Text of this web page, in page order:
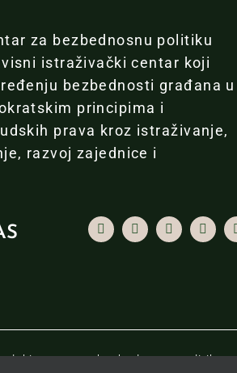
za bezbednosnu politiku
istraživački centar koji
bezbednosti građana u
principima i
prava kroz istraživanje,
razvoj zajednice i
centar za bezbednosnu politiku.